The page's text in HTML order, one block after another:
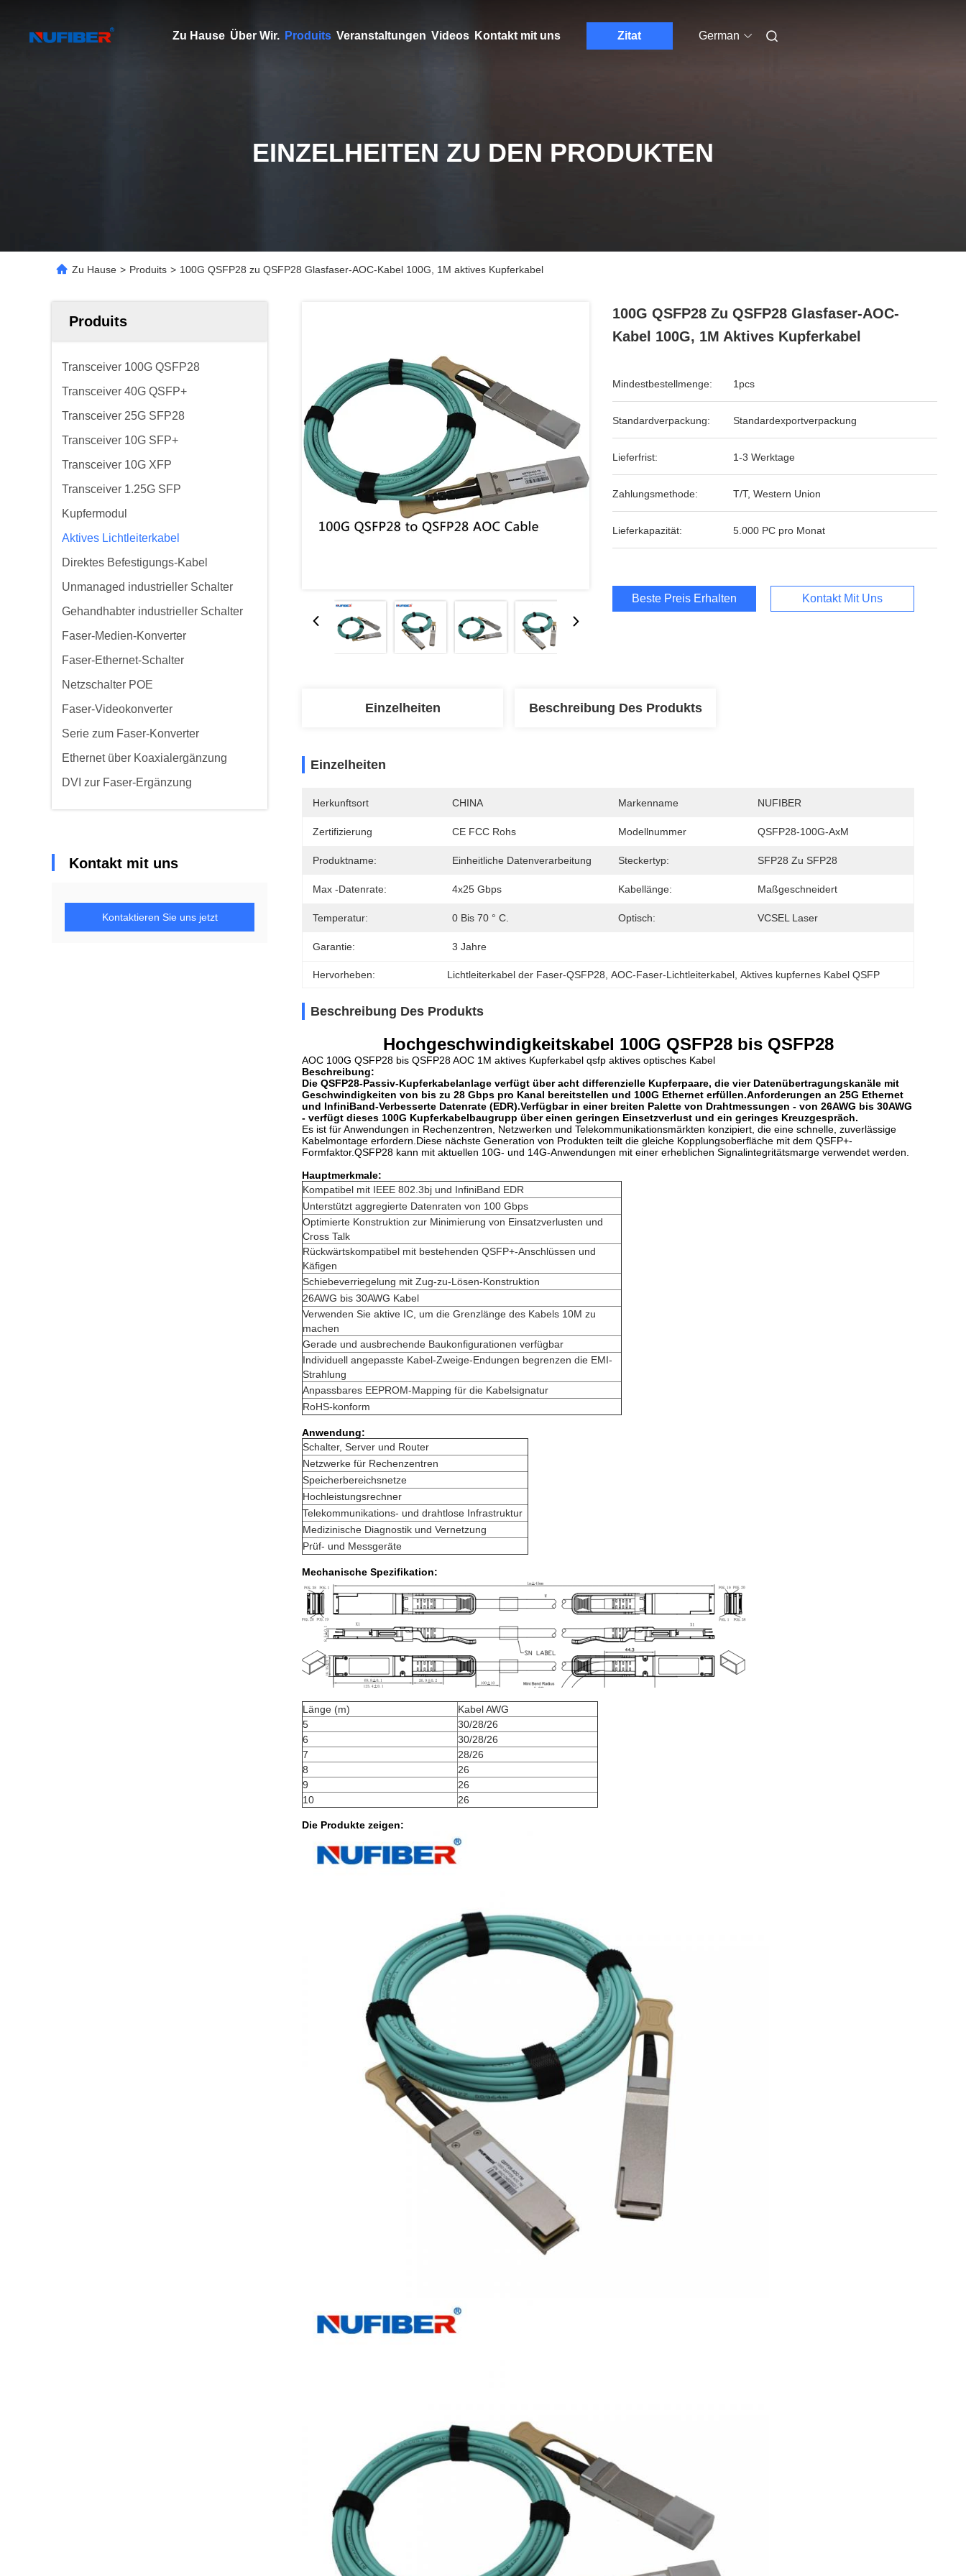
Zu Hause Über Wir. Produits Veranstaltungen Videos Kontakt mit uns Zitat German
EINZELHEITEN ZU DEN PRODUKTEN
Zu Hause > Produits > 100G QSFP28 zu QSFP28 Glasfaser-AOC-Kabel 100G, 1M aktives Kupferkabel
Produits
Transceiver 100G QSFP28
Transceiver 40G QSFP+
Transceiver 25G SFP28
Transceiver 10G SFP+
Transceiver 10G XFP
Transceiver 1.25G SFP
Kupfermodul
Aktives Lichtleiterkabel
Direktes Befestigungs-Kabel
Unmanaged industrieller Schalter
Gehandhabter industrieller Schalter
Faser-Medien-Konverter
Faser-Ethernet-Schalter
Netzschalter POE
Faser-Videokonverter
Serie zum Faser-Konverter
Ethernet über Koaxialergänzung
DVI zur Faser-Ergänzung
Kontakt mit uns
Kontaktieren Sie uns jetzt
100G QSFP28 Zu QSFP28 Glasfaser-AOC-
Kabel 100G, 1M Aktives Kupferkabel
Mindestbestellmenge: 1pcs
Standardverpackung: Standardexportverpackung
Lieferfrist: 1-3 Werktage
Zahlungsmethode: T/T, Western Union
Lieferkapazität: 5.000 PC pro Monat
Beste Preis Erhalten Kontakt Mit Uns
Einzelheiten Beschreibung Des Produkts
Einzelheiten
Herkunftsort CHINA Markenname NUFIBER
Zertifizierung CE FCC Rohs Modellnummer QSFP28-100G-AxM
Produktname: Einheitliche Datenverarbeitung Steckertyp: SFP28 Zu SFP28
Max -Datenrate: 4x25 Gbps Kabellänge: Maßgeschneidert
Temperatur: 0 Bis 70 ° C. Optisch: VCSEL Laser
Garantie: 3 Jahre
Hervorheben: Lichtleiterkabel der Faser-QSFP28 , AOC-Faser-Lichtleiterkabel , Aktives kupfernes Kabel QSFP
Beschreibung Des Produkts
Hochgeschwindigkeitskabel 100G QSFP28 bis QSFP28
AOC 100G QSFP28 bis QSFP28 AOC 1M aktives Kupferkabel qsfp aktives optisches Kabel
Beschreibung:
Die QSFP28-Passiv-Kupferkabelanlage verfügt über acht differenzielle Kupferpaare, die vier Datenübertragungskanäle mit
Geschwindigkeiten von bis zu 28 Gbps pro Kanal bereitstellen und 100G Ethernet erfüllen.Anforderungen an 25G Ethernet
und InfiniBand-Verbesserte Datenrate (EDR).Verfügbar in einer breiten Palette von Drahtmessungen - von 26AWG bis 30AWG
- verfügt dieses 100G Kupferkabelbaugrupp über einen geringen Einsetzverlust und ein geringes Kreuzgespräch.
Es ist für Anwendungen in Rechenzentren, Netzwerken und Telekommunikationsmärkten konzipiert, die eine schnelle, zuverlässige
Kabelmontage erfordern.Diese nächste Generation von Produkten teilt die gleiche Kopplungsoberfläche mit dem QSFP+-
Formfaktor.QSFP28 kann mit aktuellen 10G- und 14G-Anwendungen mit einer erheblichen Signalintegritätsmarge verwendet werden.
Hauptmerkmale:
Kompatibel mit IEEE 802.3bj und InfiniBand EDR
Unterstützt aggregierte Datenraten von 100 Gbps
Optimierte Konstruktion zur Minimierung von Einsatzverlusten und
Cross Talk
Rückwärtskompatibel mit bestehenden QSFP+-Anschlüssen und
Käfigen
Schiebeverriegelung mit Zug-zu-Lösen-Konstruktion
26AWG bis 30AWG Kabel
Verwenden Sie aktive IC, um die Grenzlänge des Kabels 10M zu
machen
Gerade und ausbrechende Baukonfigurationen verfügbar
Individuell angepasste Kabel-Zweige-Endungen begrenzen die EMI-
Strahlung
Anpassbares EEPROM-Mapping für die Kabelsignatur
RoHS-konform
Anwendung:
Schalter, Server und Router
Netzwerke für Rechenzentren
Speicherbereichsnetze
Hochleistungsrechner
Telekommunikations- und drahtlose Infrastruktur
Medizinische Diagnostik und Vernetzung
Prüf- und Messgeräte
Mechanische Spezifikation:
Länge (m)
Kabel AWG
5
30/28/26
6
30/28/26
7
28/26
8
26
9
26
10
26
Die Produkte zeigen: